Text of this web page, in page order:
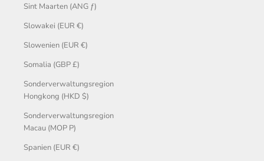
Sint Maarten (ANG ƒ)
Slowakei (EUR €)
Slowenien (EUR €)
Somalia (GBP £)
Sonderverwaltungsregion
Hongkong (HKD $)
Sonderverwaltungsregion
Macau (MOP P)
Spanien (EUR €)